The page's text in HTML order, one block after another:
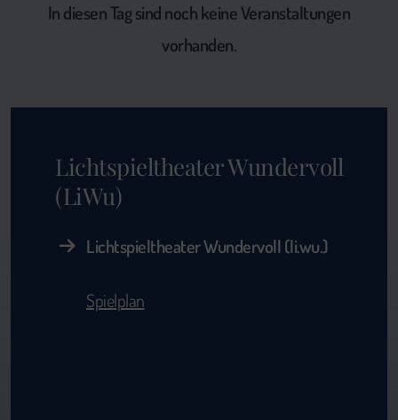
In diesen Tag sind noch keine Veranstaltungen
vorhanden.
Lichtspieltheater Wundervoll
(LiWu)
Lichtspieltheater Wundervoll (li.wu.)
Spielplan